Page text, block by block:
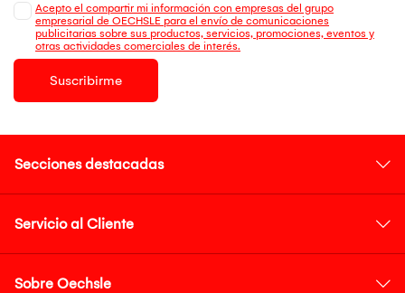
Acepto el compartir mi información con empresas del grupo
empresarial de OECHSLE para el envío de comunicaciones
publicitarias sobre sus productos, servicios, promociones, eventos y
otras actividades comerciales de interés.
Suscribirme
Secciones destacadas
Servicio al Cliente
Sobre Oechsle